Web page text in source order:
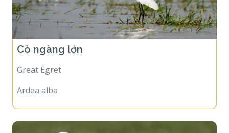
Cò ngàng lớn
Great Egret
Ardea alba